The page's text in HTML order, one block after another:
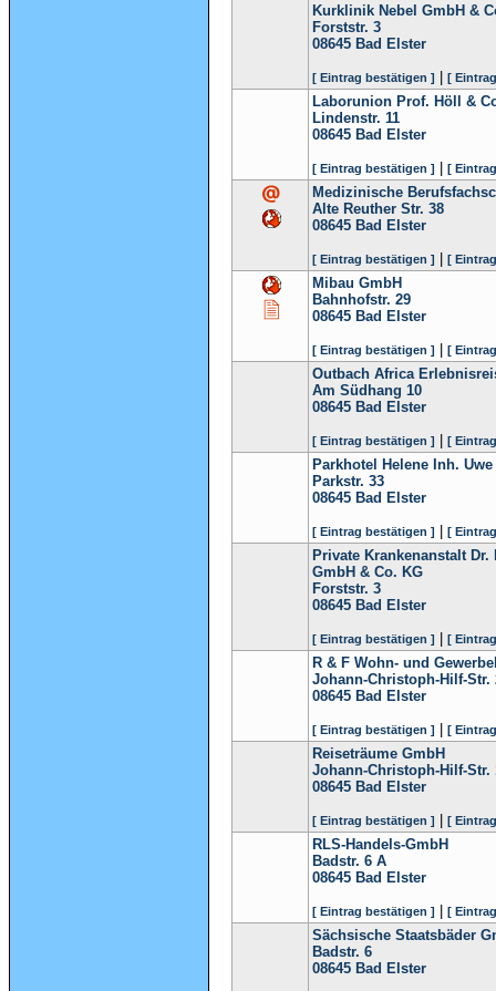
Kurklinik Nebel GmbH &
Forststr. 3
08645 Bad Elster
[ Eintrag bestätigen ] [
Laborunion Prof. Höll &
Lindenstr. 11
08645 Bad Elster
[ Eintrag bestätigen ] [
Medizinische
Alte Reuther Str. 38
08645 Bad Elster
[ Eintrag bestätigen ] [
Mibau GmbH
Bahnhofstr. 29
08645 Bad Elster
[ Eintrag bestätigen ] [
Outbach Africa
Am Südhang 10
08645 Bad Elster
[ Eintrag bestätigen ] [
Parkhotel Helene Inh.
Parkstr. 33
08645 Bad Elster
[ Eintrag bestätigen ] [
Private Krankenanstalt
GmbH & Co. KG
Forststr. 3
08645 Bad Elster
[ Eintrag bestätigen ] [
R & F Wohn- und
Johann-Christoph-Hilf-Str.
08645 Bad Elster
[ Eintrag bestätigen ] [
Reiseträume GmbH
Johann-Christoph-Hilf-Str.
08645 Bad Elster
[ Eintrag bestätigen ] [
RLS-Handels-GmbH
Badstr. 6 A
08645 Bad Elster
[ Eintrag bestätigen ] [
Sächsische Staatsbäder
Badstr. 6
08645 Bad Elster